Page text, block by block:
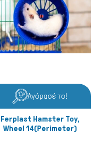
Αγόρασέ το!
Ferplast Hamster Toy,
Wheel 14(perimeter)